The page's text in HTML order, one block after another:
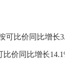
比价同比增长
价同比增长